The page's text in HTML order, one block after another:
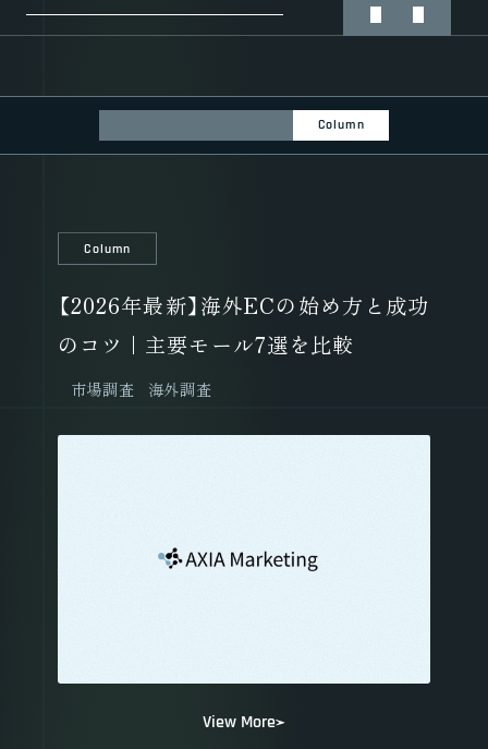
Column
Column
【2026年最新】海外ECの始め方と成功
のコツ｜主要モール7選を比較
View More
市場調査 海外調査